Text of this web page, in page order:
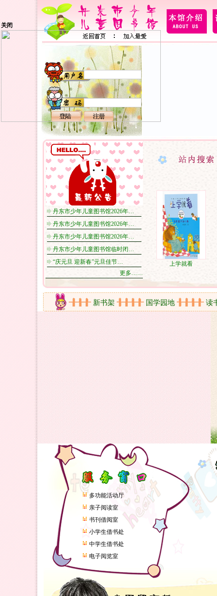
关闭
丹东市少年儿童图书馆2026年…
丹东市少年儿童图书馆2026年…
丹东市少年儿童图书馆2026年…
丹东市少年儿童图书馆临时闭…
“庆元旦 迎新春”元旦佳节…
更多……
上学就看
在线视频 新书架 国学园地 读书
多功能活动厅
亲子阅读室
书刊借阅室
小学生借书处
中学生借书处
电子阅览室